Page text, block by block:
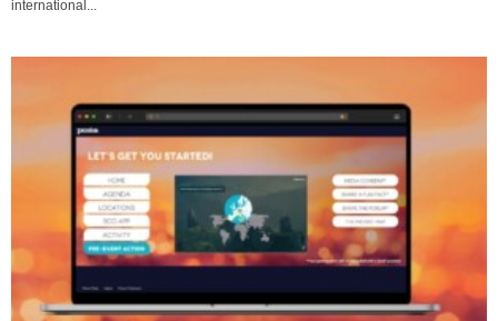
international...